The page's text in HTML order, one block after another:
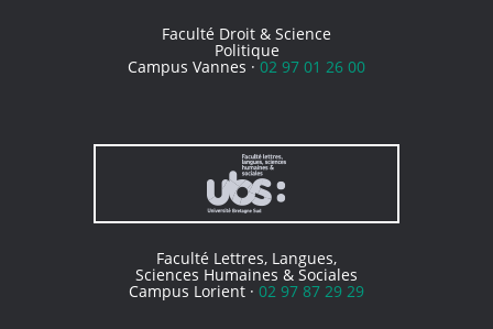
Faculté Droit & Science
Politique
Campus Vannes ·02 97 01 26 00
Faculté Lettres, Langues,
Sciences Humaines & Sociales
Campus Lorient · 02 97 87 29 29